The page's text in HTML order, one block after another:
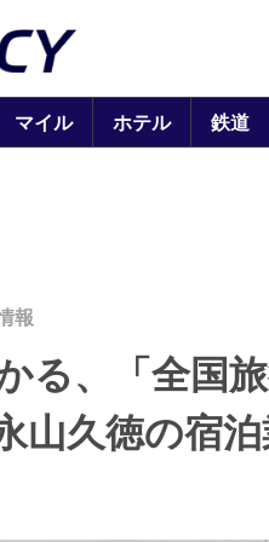
マイル ホテル 鉄道
報
る、「全国
山久徳の宿